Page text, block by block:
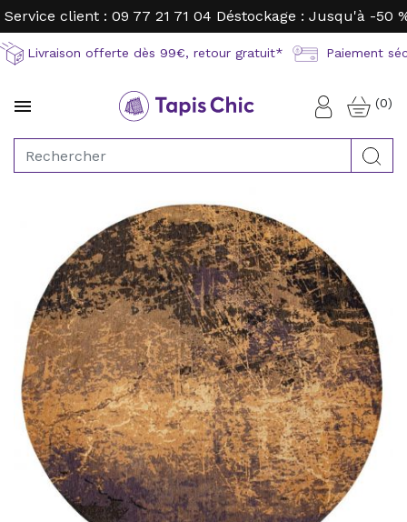
Service client : 09 77 21 71 04 Déstockage : Jusqu'à -50
Livraison offerte dès 99€, retour gratuit* Paiement
 Connexion
(0)